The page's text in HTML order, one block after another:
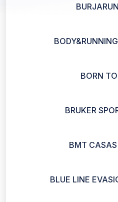
BORN
BRUKER
BMT CASAS
BLUE LINE